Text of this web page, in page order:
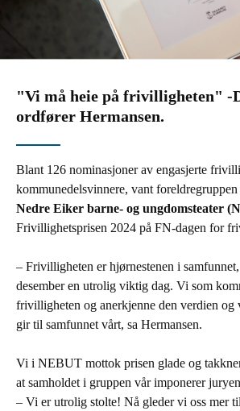
"Vi må heie på frivilligheten" -
ordfører Hermansen.
Blant 126 nominasjoner av engasjerte
kommunedelsvinnere, vant
Nedre Eiker barne- og ungdomsteater
Frivillighetsprisen 2024 på FN-dagen for
– Frivilligheten er hjørnestenen i
desember en utrolig viktig dag. Vi som
frivilligheten og anerkjenne den verdien
gir til samfunnet vårt, sa Hermansen.
Vi i NEBUT mottok prisen glade og
at samholdet i gruppen vår imponerer
– Vi er utrolig stolte! Nå gleder vi oss mer